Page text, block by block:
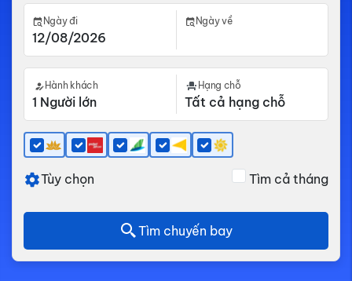
Ngày đi Ngày về
Hành khách Hạng chỗ
Tùy chọn Tìm cả tháng
Tìm chuyến bay